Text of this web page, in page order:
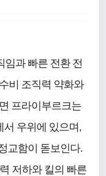
임과 빠른 전환 전
비 조직력 약화와
프라이부르크는
서 우위에 있으며,
교함이 돋보인다.
저하와 킬의 빠른